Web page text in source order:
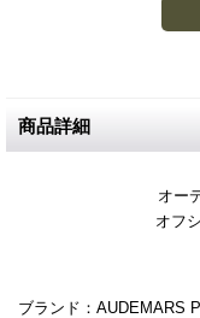
商品詳細
オー
オフ
ブランド：AUDEMARS